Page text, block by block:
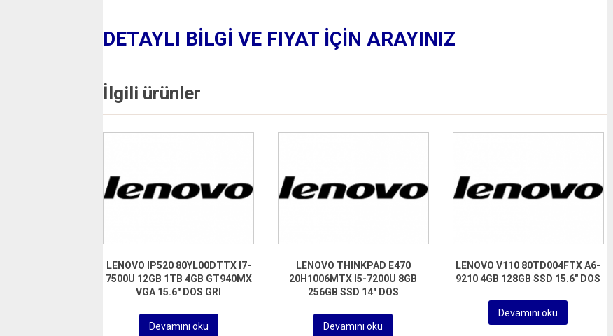
DETAYLI BİLGİ VE FIYAT İÇİN ARAYINIZ
İlgili ürünler
LENOVO IP520 80YL00DTTX I7-
7500U 12GB 1TB 4GB GT940MX
VGA 15.6″ DOS GRI
Devamını oku
LENOVO THINKPAD E470
20H1006MTX I5-7200U 8GB
256GB SSD 14″ DOS
Devamını oku
LENOVO V110 80TD004FTX A6-
9210 4GB 128GB SSD 15.6″ DOS
Devamını oku